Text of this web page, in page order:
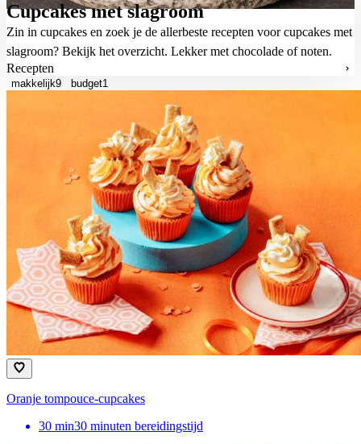
Cupcakes met slagroom
Zin in cupcakes en zoek je de allerbeste recepten voor cupcakes met
slagroom? Bekijk het overzicht. Lekker met chocolade of noten.
Recepten
makkelijk9 budget1
Oranje tompouce-cupcakes
30 min30 minuten bereidingstijd